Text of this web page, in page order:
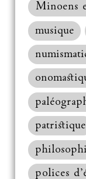
Minoens
musique
patristique
polices